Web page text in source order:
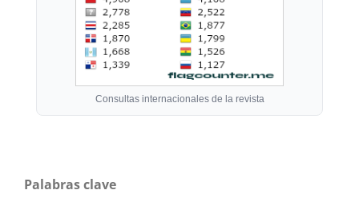
Consultas internacionales de la revista
Palabras clave